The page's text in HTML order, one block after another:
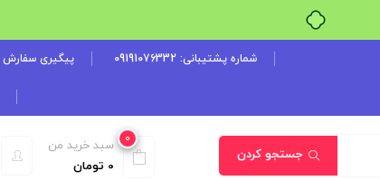
شماره پشتیبانی: 09191076332 پیگیری سفارش
جستجو کردن
0
سبد خرید من
0 تومان